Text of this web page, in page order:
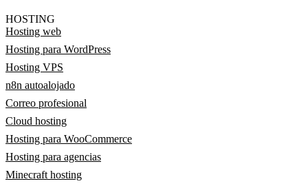
HOSTING
Hosting web
Hosting para WordPress
Hosting VPS
n8n autoalojado
Correo profesional
Cloud hosting
Hosting para WooCommerce
Hosting para agencias
Minecraft hosting